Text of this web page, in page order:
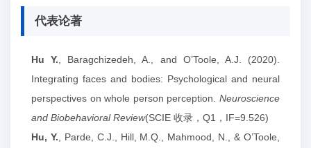
代表论著
Hu Y. , Baragchizedeh, A., and O’Toole, A.J. (2020).
Integrating faces and bodies: Psychological and neural
perspectives on whole person perception. Neuroscience
and Biobehavioral Review(SCIE 收录，Q1，IF=9.526)
Hu, Y. , Parde, C.J., Hill, M.Q., Mahmood, N., & O’Toole,